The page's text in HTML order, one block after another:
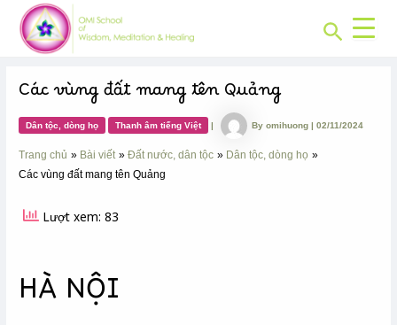
content
Search
Các vùng đất mang tên Quảng
Dân tộc, dòng họ Thanh âm tiếng Việt | Byomihuong|02/11/2024
Trang chủ Bài viết Đất nước, dân tộc
Dân tộc, dòng họ
Các vùng đất mang tên Quảng
Lượt xem: 83
HÀ NỘI
Post
navigation
CHUYÊN
MỤC: